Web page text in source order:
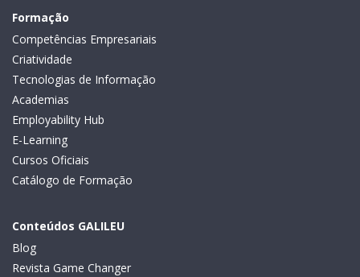
Formação
Competências Empresariais
Criatividade
Tecnologias de Informação
Academias
Employability Hub
E-Learning
Cursos Oficiais
Catálogo de Formação
Conteúdos GALILEU
Blog
Revista Game Changer